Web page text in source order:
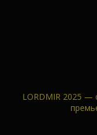
LORDMIR 2025 —